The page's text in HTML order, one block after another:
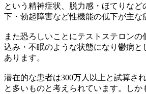
という精神症状、脱力感・ほてりな
下・勃起障害など性機能の低下が主な
また恐ろしいことにテストステロンの
込み・不眠のような状態になり鬱病と
あります。
潜在的な患者は300万人以上と試算さ
と多いものと考えられています。しか